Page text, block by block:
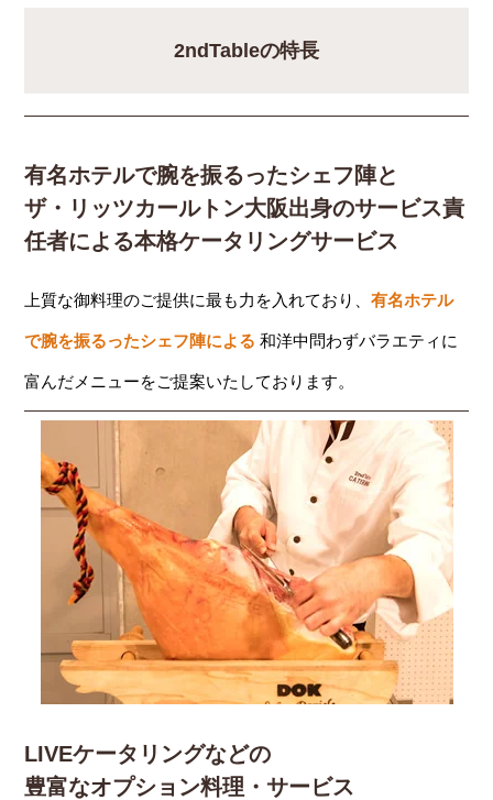
2ndTableの特長
有名ホテルで腕を振るったシェフ陣と
ザ・リッツカールトン大阪出身のサービス責
任者による本格ケータリングサービス
上質な御料理のご提供に最も力を入れており、有名ホテル
で腕を振るったシェフ陣による 和洋中問わずバラエティに
富んだメニューをご提案いたしております。
LIVEケータリングなどの
豊富なオプション料理・サービス